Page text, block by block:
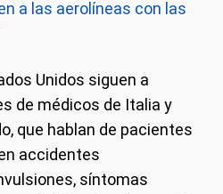
a las aerolíneas con las
Unidos siguen a
de médicos de Italia y
que hablan de pacientes
accidentes
síntomas